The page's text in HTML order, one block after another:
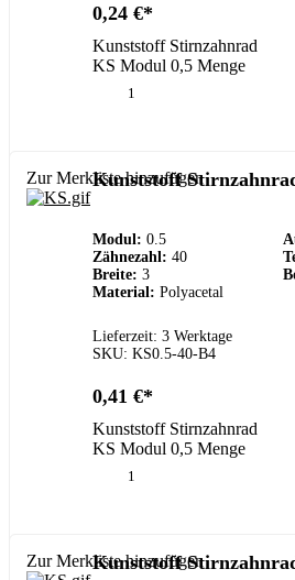
0,24 €
Kunststoff Stirnzahnrad
KS Modul 0,5 Menge
Zur Merkliste hinzufügen
Kunststoff
Modul: 0.5
Zähnezahl: 40
Breite: 3
Material: Polyacetal
Lieferzeit: 3 Werktage
SKU: KS0.5-40-B4
0,41 €
Kunststoff Stirnzahnrad
KS Modul 0,5 Menge
Zur Merkliste hinzufügen
Kunststoff